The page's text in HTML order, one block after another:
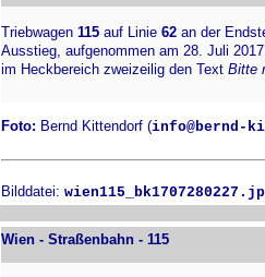
Triebwagen 115 auf Linie 62 an der
Ausstieg, aufgenommen am 28. Juli
im Heckbereich zweizeilig den Text Bitte
Foto: Bernd Kittendorf (info@bernd-
Bilddatei:
Wien - Straßenbahn - 115